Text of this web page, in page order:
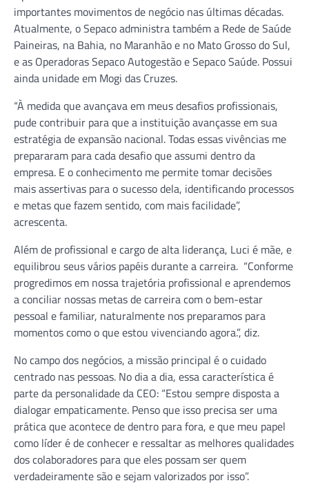
importantes movimentos de negócio nas últimas décadas.
Atualmente, o Sepaco administra também a Rede de Saúde
Paineiras, na Bahia, no Maranhão e no Mato Grosso do Sul,
e as Operadoras Sepaco Autogestão e Sepaco Saúde. Possui
ainda unidade em Mogi das Cruzes.
“À medida que avançava em meus desafios profissionais,
pude contribuir para que a instituição avançasse em sua
estratégia de expansão nacional. Todas essas vivências me
prepararam para cada desafio que assumi dentro da
empresa. E o conhecimento me permite tomar decisões
mais assertivas para o sucesso dela, identificando processos
e metas que fazem sentido, com mais facilidade”,
acrescenta.
Além de profissional e cargo de alta liderança, Luci é mãe, e
equilibrou seus vários papéis durante a carreira. “Conforme
progredimos em nossa trajetória profissional e aprendemos
a conciliar nossas metas de carreira com o bem-estar
pessoal e familiar, naturalmente nos preparamos para
momentos como o que estou vivenciando agora.”, diz.
No campo dos negócios, a missão principal é o cuidado
centrado nas pessoas. No dia a dia, essa característica é
parte da personalidade da CEO: “Estou sempre disposta a
dialogar empaticamente. Penso que isso precisa ser uma
prática que acontece de dentro para fora, e que meu papel
como líder é de conhecer e ressaltar as melhores qualidades
dos colaboradores para que eles possam ser quem
verdadeiramente são e sejam valorizados por isso”.